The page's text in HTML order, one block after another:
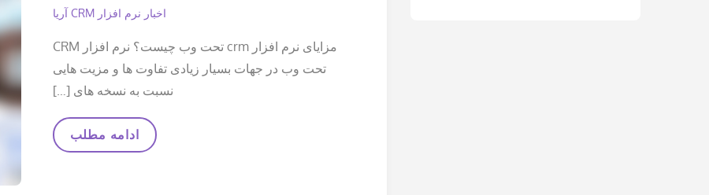
اخبار نرم افزار CRM آریا
مزایای نرم افزار crm تحت وب چیست؟ نرم افزار CRM
تحت وب در جهات بسیار زیادی تفاوت ها و مزیت هایی
نسبت به نسخه های […]
نرم
ادامه مطلب